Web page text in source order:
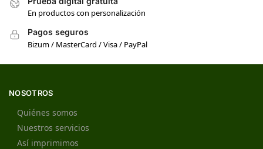
En productos con personalización
Pagos seguros
Bizum / MasterCard / Visa / PayPal
NOSOTROS
Quiénes somos
Nuestros servicios
Así imprimimos